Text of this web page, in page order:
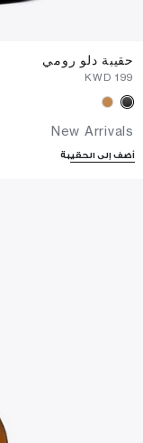
حقيبة دلو رومي
New Arrivals
أضف إلى الحقيبة